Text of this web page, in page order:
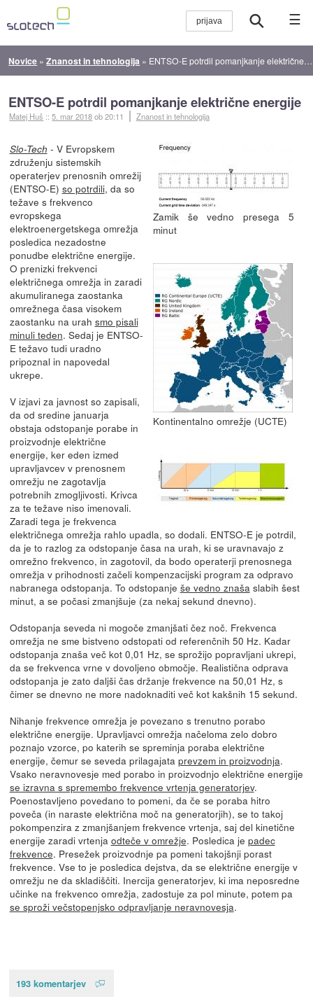
☰
Novice »Znanost in tehnologija » ENTSO-E potrdil pomanjkanje električne energije
ENTSO-E potrdil pomanjkanje električne energije
Matej Huš ::5. mar 2018ob 20:11 Znanost in tehnologija
Zamik še vedno presega 5
minut
Kontinentalno omrežje (UCTE)
Slo-Tech - V Evropskem
združenju sistemskih
operaterjev prenosnih omrežij
(ENTSO-E) so potrdili, da so
težave s frekvenco
evropskega
elektroenergetskega omrežja
posledica nezadostne
ponudbe električne energije.
O prenizki frekvenci
električnega omrežja in zaradi
akumuliranega zaostanka
omrežnega časa visokem
zaostanku na urah smo pisali
minuli teden. Sedaj je ENTSO-
E težavo tudi uradno
pripoznal in napovedal
ukrepe.
V izjavi za javnost so zapisali,
da od sredine januarja
obstaja odstopanje porabe in
proizvodnje električne
energije, ker eden izmed
upravljavcev v prenosnem
omrežju ne zagotavlja
potrebnih zmogljivosti. Krivca
za te težave niso imenovali.
Zaradi tega je frekvenca
električnega omrežja rahlo upadla, so dodali. ENTSO-E je potrdil,
da je to razlog za odstopanje časa na urah, ki se uravnavajo z
omrežno frekvenco, in zagotovil, da bodo operaterji prenosnega
omrežja v prihodnosti začeli kompenzacijski program za odpravo
nabranega odstopanja. To odstopanje še vedno znaša slabih šest
minut, a se počasi zmanjšuje (za nekaj sekund dnevno).
Odstopanja seveda ni mogoče zmanjšati čez noč. Frekvenca
omrežja ne sme bistveno odstopati od referenčnih 50 Hz. Kadar
odstopanja znaša več kot 0,01 Hz, se sprožijo popravljani ukrepi,
da se frekvenca vrne v dovoljeno območje. Realistična odprava
odstopanja je zato daljši čas držanje frekvence na 50,01 Hz, s
čimer se dnevno ne more nadoknaditi več kot kakšnih 15 sekund.
Nihanje frekvence omrežja je povezano s trenutno porabo
električne energije. Upravljavci omrežja načeloma zelo dobro
poznajo vzorce, po katerih se spreminja poraba električne
energije, čemur se seveda prilagajata prevzem in proizvodnja.
Vsako neravnovesje med porabo in proizvodnjo električne energije
se izravna s spremembo frekvence vrtenja generatorjev.
Poenostavljeno povedano to pomeni, da če se poraba hitro
poveča (in naraste električna moč na generatorjih), se to takoj
pokompenzira z zmanjšanjem frekvence vrtenja, saj del kinetične
energije zaradi vrtenja odteče v omrežje. Posledica je padec
frekvence. Presežek proizvodnje pa pomeni takojšnji porast
frekvence. Vse to je posledica dejstva, da se električne energije v
omrežju ne da skladiščiti. Inercija generatorjev, ki ima neposredne
učinke na frekvenco omrežja, zadostuje za pol minute, potem pa
se sproži večstopenjsko odpravljanje neravnovesja.
193 komentarjev